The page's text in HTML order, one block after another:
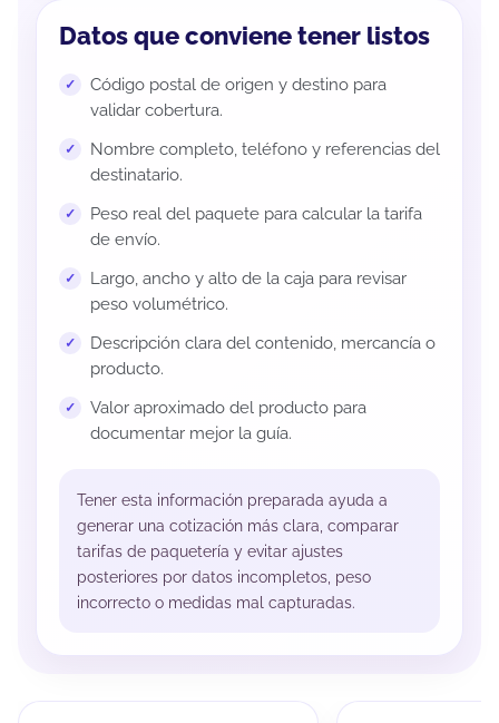
Datos que conviene tener listos
Código postal de origen y destino para
validar cobertura.
Nombre completo, teléfono y referencias del
destinatario.
Peso real del paquete para calcular la tarifa
de envío.
Largo, ancho y alto de la caja para revisar
peso volumétrico.
Descripción clara del contenido, mercancía o
producto.
Valor aproximado del producto para
documentar mejor la guía.
Tener esta información preparada ayuda a
generar una cotización más clara, comparar
tarifas de paquetería y evitar ajustes
posteriores por datos incompletos, peso
incorrecto o medidas mal capturadas.